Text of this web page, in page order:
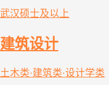
武汉硕士及以上
建筑设计
土木类·建筑类·设计学类